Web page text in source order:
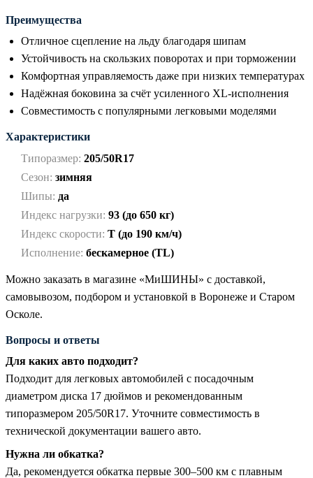
Преимущества
Отличное сцепление на льду благодаря шипам
Устойчивость на скользких поворотах и при торможении
Комфортная управляемость даже при низких температурах
Надёжная боковина за счёт усиленного XL-исполнения
Совместимость с популярными легковыми моделями
Характеристики
Типоразмер: 205/50R17
Сезон: зимняя
Шипы: да
Индекс нагрузки: 93 (до 650 кг)
Индекс скорости: T (до 190 км/ч)
Исполнение: бескамерное (TL)
Можно заказать в магазине «МиШИНЫ» с доставкой,
самовывозом, подбором и установкой в Воронеже и Старом
Осколе.
Вопросы и ответы
Для каких авто подходит?
Подходит для легковых автомобилей с посадочным
диаметром диска 17 дюймов и рекомендованным
типоразмером 205/50R17. Уточните совместимость в
технической документации вашего авто.
Нужна ли обкатка?
Да, рекомендуется обкатка первые 300–500 км с плавным